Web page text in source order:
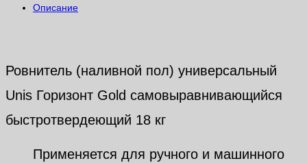
Описание
Ровнитель (наливной пол) универсальный
Unis Горизонт Gold самовыравнивающийся
быстротвердеющий 18 кг
Применяется для ручного и машинного